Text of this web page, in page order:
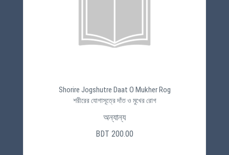
Shorire Jogshutre Daat O Mukher Rog
শরীরের যোগাসূত্রে দাঁত ও মুখের রোগ
অন্যান্য
BDT 200.00